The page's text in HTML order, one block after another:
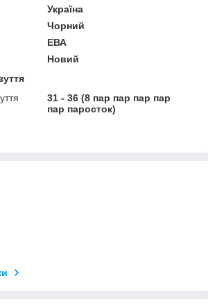
Україна
Чорний
ЕВА
Новий
31 - 36 (8 пар пар пар пар
пар паросток)